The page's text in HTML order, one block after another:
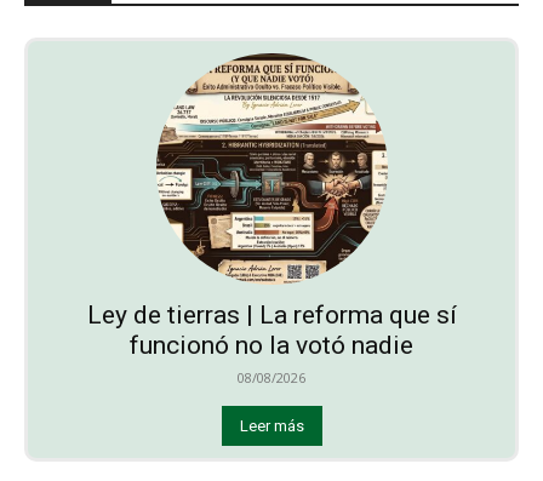
Ley de tierras | La reforma que sí
funcionó no la votó nadie
08/08/2026
Leer más